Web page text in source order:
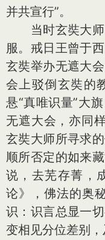
并共宣行”。
当时玄奘大师
服。戒日王曾于
玄奘举办无遮大
会上驳倒玄奘的
悬“真唯识量”大
无遮大会，亦同
玄奘大师所寻求
顺所否定的如来
说，去芜存菁，
论》，佛法的奥
识：识言总显一
变相见分位差别